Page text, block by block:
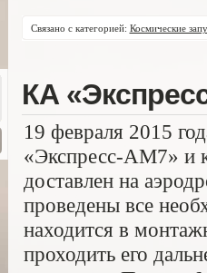
Связано с категорией: Космические
КА
19 февраля 2015
«Экспресс-АМ7» и
доставлен на
проведены все
находится в
проходить его